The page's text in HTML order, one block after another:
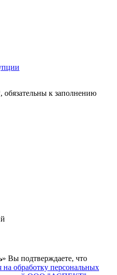
к заполнению
» Вы подтверждаете, что
на обработку персональных